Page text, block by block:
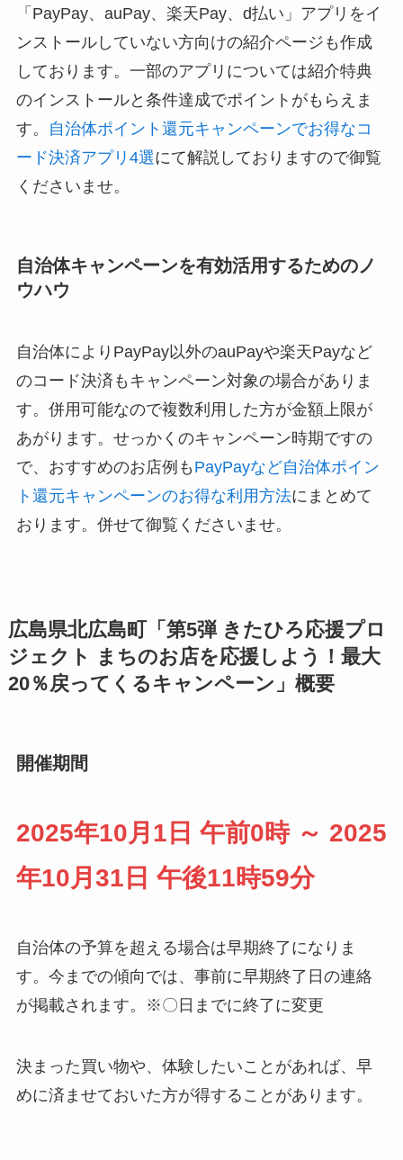
「PayPay、auPay、楽天Pay、d払い」アプリをイ
ンストールしていない方向けの紹介ページも作成
しております。一部のアプリについては紹介特典
のインストールと条件達成でポイントがもらえま
す。
自治体ポイント還元キャンペーンでお得なコ
ード決済アプリ4選にて解説しておりますので御覧
くださいませ。
自治体キャンペーンを有効活用するためのノ
ウハウ
自治体によりPayPay以外のauPayや楽天Payなど
のコード決済もキャンペーン対象の場合がありま
す。併用可能なので複数利用した方が金額上限が
あがります。せっかくのキャンペーン時期ですの
で、おすすめのお店例も PayPayなど自治体ポイン
ト還元キャンペーンのお得な利用方法にまとめて
おります。併せて御覧くださいませ。
広島県北広島町「第5弾 きたひろ応援プロ
ジェクト まちのお店を応援しよう！最大
20％戻ってくるキャンペーン」概要
開催期間
2025年10月1日 午前0時 ～ 2025
年10月31日 午後11時59分
自治体の予算を超える場合は早期終了になりま
す。今までの傾向では、事前に早期終了日の連絡
が掲載されます。※〇日までに終了に変更
決まった買い物や、体験したいことがあれば、早
めに済ませておいた方が得することがあります。